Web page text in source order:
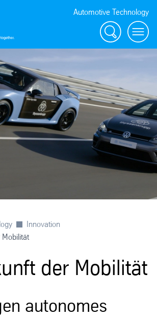
Automotive Technology
Suche
Menü
Innovation
Mobilität
der Mobilität
autonomes